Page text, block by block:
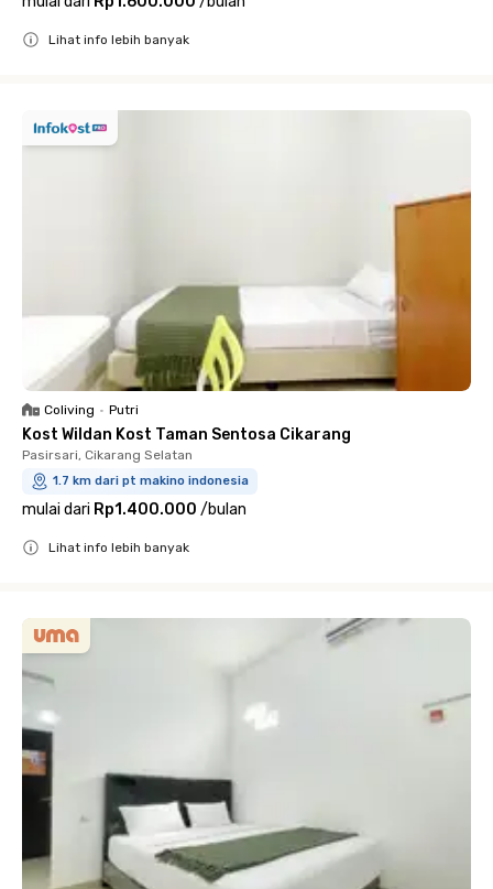
Lihat info lebih banyak
Coliving • Putri
Kost Wildan Kost Taman Sentosa Cikarang
Pasirsari, Cikarang Selatan
1.7 km dari pt makino indonesia
mulai dari Rp1.400.000 /bulan
Lihat info lebih banyak